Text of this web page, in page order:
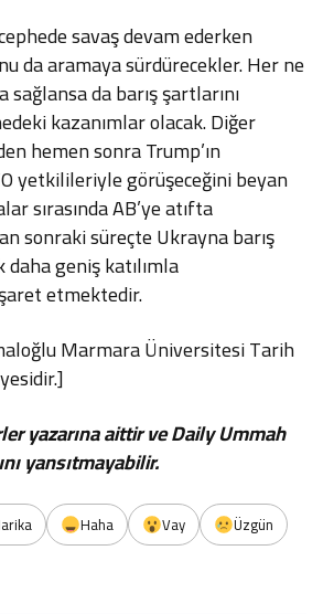
savaş devam ederken
da aramaya sürdürecekler. Her ne
sağlansa da barış şartlarını
kazanımlar olacak. Diğer
hemen sonra Trump’ın
yetkilileriyle görüşeceğini beyan
sırasında AB’ye atıfta
sonraki süreçte Ukrayna barış
geniş katılımla
etmektedir.
Marmara Üniversitesi Tarih
yazarına aittir ve Daily Ummah
yansıtmayabilir.
Haha Vay
Üzgün